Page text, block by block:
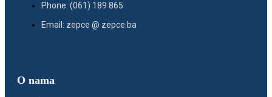
Phone: (061) 189 865
Email: zepce @ zepce.ba
O nama